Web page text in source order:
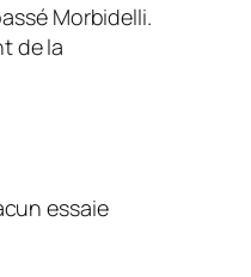
Morbidelli.
de la
essaie